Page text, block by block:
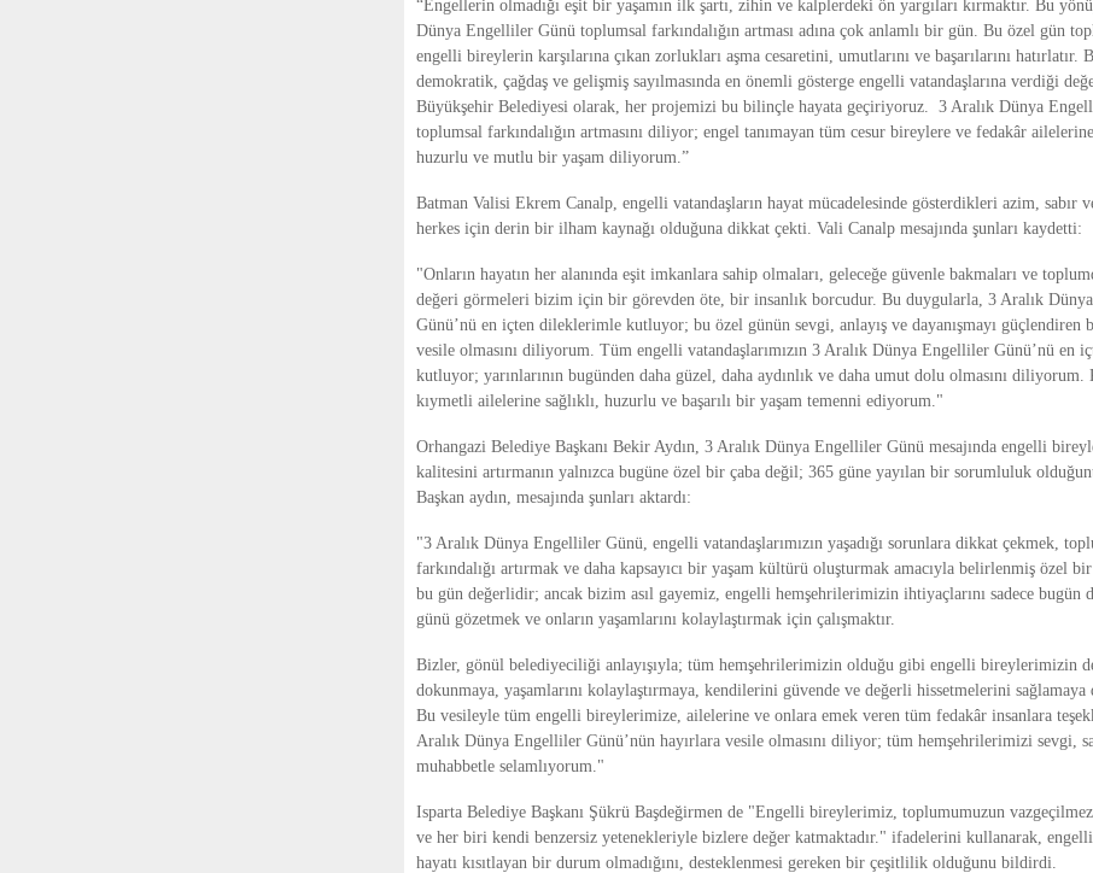
“Engellerin olmadığı eşit bir yaşamın ilk şartı, zihin ve kalplerdeki ön yargıları kırmaktır. Bu
Dünya Engelliler Günü toplumsal farkındalığın artması adına çok anlamlı bir gün. Bu özel gün
engelli bireylerin karşılarına çıkan zorlukları aşma cesaretini, umutlarını ve başarılarını hatırlatır.
demokratik, çağdaş ve gelişmiş sayılmasında en önemli gösterge engelli vatandaşlarına verdiği
Büyükşehir Belediyesi olarak, her projemizi bu bilinçle hayata geçiriyoruz. 3 Aralık Dünya
toplumsal farkındalığın artmasını diliyor; engel tanımayan tüm cesur bireylere ve fedakâr ailelerine
huzurlu ve mutlu bir yaşam diliyorum.”
Batman Valisi Ekrem Canalp, engelli vatandaşların hayat mücadelesinde gösterdikleri azim, sabır
herkes için derin bir ilham kaynağı olduğuna dikkat çekti. Vali Canalp mesajında şunları kaydetti:
"Onların hayatın her alanında eşit imkanlara sahip olmaları, geleceğe güvenle bakmaları ve
değeri görmeleri bizim için bir görevden öte, bir insanlık borcudur. Bu duygularla, 3 Aralık
Günü’nü en içten dileklerimle kutluyor; bu özel günün sevgi, anlayış ve dayanışmayı güçlendiren
vesile olmasını diliyorum. Tüm engelli vatandaşlarımızın 3 Aralık Dünya Engelliler Günü’nü en
kutluyor; yarınlarının bugünden daha güzel, daha aydınlık ve daha umut dolu olmasını
kıymetli ailelerine sağlıklı, huzurlu ve başarılı bir yaşam temenni ediyorum."
Orhangazi Belediye Başkanı Bekir Aydın, 3 Aralık Dünya Engelliler Günü mesajında engelli
kalitesini artırmanın yalnızca bugüne özel bir çaba değil; 365 güne yayılan bir sorumluluk
Başkan aydın, mesajında şunları aktardı:
"3 Aralık Dünya Engelliler Günü, engelli vatandaşlarımızın yaşadığı sorunlara dikkat çekmek,
farkındalığı artırmak ve daha kapsayıcı bir yaşam kültürü oluşturmak amacıyla belirlenmiş özel
bu gün değerlidir; ancak bizim asıl gayemiz, engelli hemşehrilerimizin ihtiyaçlarını sadece bugün
günü gözetmek ve onların yaşamlarını kolaylaştırmak için çalışmaktır.
Bizler, gönül belediyeciliği anlayışıyla; tüm hemşehrilerimizin olduğu gibi engelli bireylerimizin
dokunmaya, yaşamlarını kolaylaştırmaya, kendilerini güvende ve değerli hissetmelerini sağlamaya
Bu vesileyle tüm engelli bireylerimize, ailelerine ve onlara emek veren tüm fedakâr insanlara
Aralık Dünya Engelliler Günü’nün hayırlara vesile olmasını diliyor; tüm hemşehrilerimizi sevgi,
muhabbetle selamlıyorum."
Isparta Belediye Başkanı Şükrü Başdeğirmen de "Engelli bireylerimiz, toplumumuzun vazgeçilmez
ve her biri kendi benzersiz yetenekleriyle bizlere değer katmaktadır." ifadelerini kullanarak,
hayatı kısıtlayan bir durum olmadığını, desteklenmesi gereken bir çeşitlilik olduğunu bildirdi.